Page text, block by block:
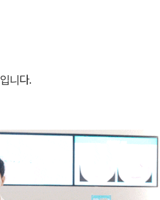
입니다.